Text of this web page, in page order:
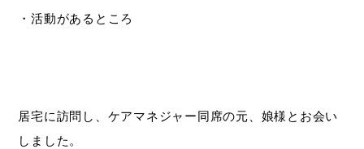
・活動があるところ
居宅に訪問し、ケアマネジャー同席の元、娘様とお会い
しました。